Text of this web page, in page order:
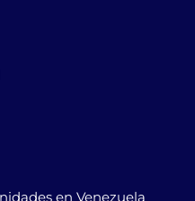
en Venezuela